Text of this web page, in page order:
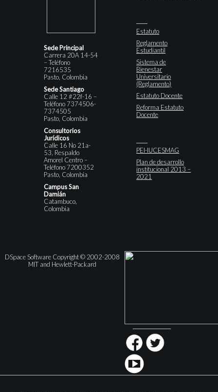
Sede Principal
Carrera 20A 14-54
– Teléfono
7216535
Pasto, Colombia
Sede Santiago
Calle 12 #22f-16 –
Teléfono 7374506-
7374505
Pasto, Colombia
Consultorios
Jurídicos
Calle 16 No 21a-
53, Respaldo
Amorel Centro –
Teléfono 7200352
Pasto, Colombia
Campus San
Damián
Catambuco,
Colombia
Estatuto
Reglamento
Estudiantil
Sistema de
Bienestar
Universitario
(Reglamento)
Estatuto Docente
Reforma Estatuto
Docente
PEI-IUCESMAG
Plan de desarrollo
institucional 2013 –
2021
DSpace Software Copyright © 2002-2008
MIT and Hewlett-Packard